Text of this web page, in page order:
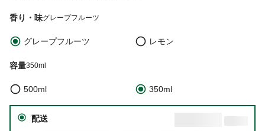
香り・味グレープフルーツ
グレープフルーツ レモン
容量350ml
500ml 350ml
配送